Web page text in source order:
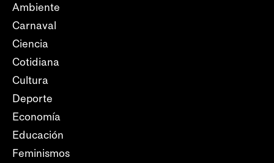
Ambiente
Carnaval
Ciencia
Cotidiana
Cultura
Deporte
Economía
Educación
Feminismos